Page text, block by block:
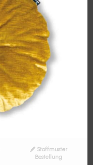
Stoffmuster
Bestellung